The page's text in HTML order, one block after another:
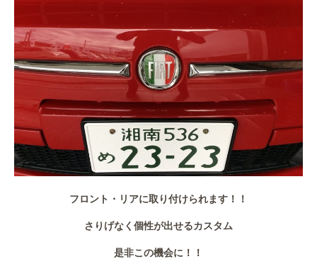
保険
店舗アクセス
フロント・リアに取り付けられます！！
さりげなく個性が出せるカスタム
是非この機会に！！